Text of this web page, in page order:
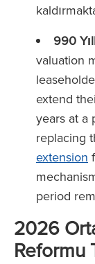
990
valuation
extend
years at a
replacing
extension
period
2026
Reformu